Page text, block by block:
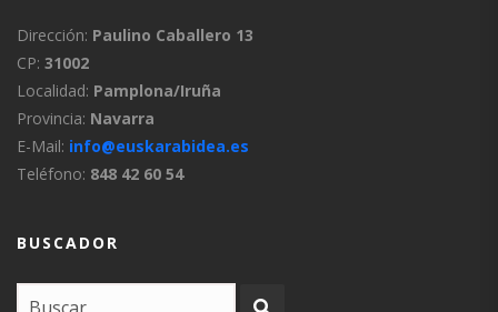
Dirección: Paulino Caballero 13
CP: 31002
Localidad: Pamplona/Iruña
Provincia: Navarra
E-Mail: info@euskarabidea.es
Teléfono: 848 42 60 54
BUSCADOR